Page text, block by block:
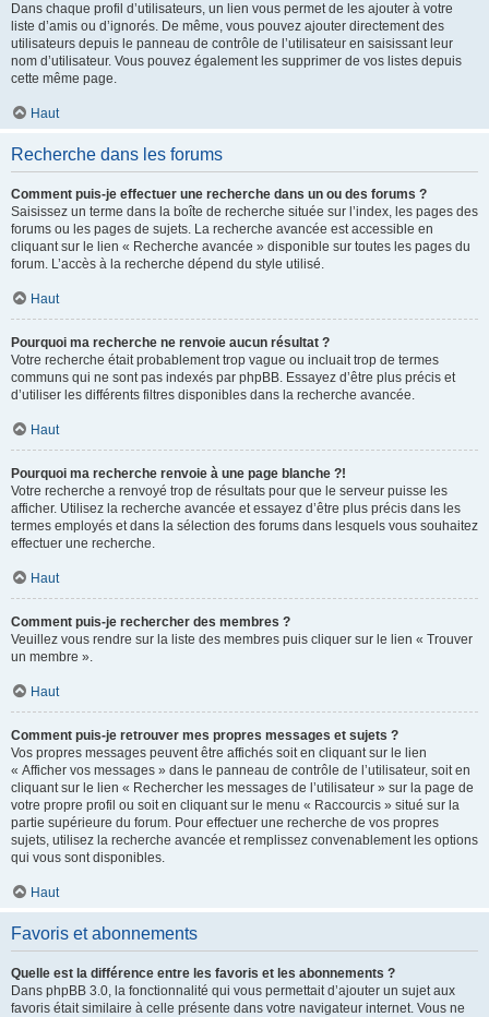
Dans chaque profil d’utilisateurs, un lien vous permet de les ajouter à votre
liste d’amis ou d’ignorés. De même, vous pouvez ajouter directement des
utilisateurs depuis le panneau de contrôle de l’utilisateur en saisissant leur
nom d’utilisateur. Vous pouvez également les supprimer de vos listes depuis
cette même page.
Haut
Recherche dans les forums
Comment puis-je effectuer une recherche dans un ou des forums ?
Saisissez un terme dans la boîte de recherche située sur l’index, les pages des
forums ou les pages de sujets. La recherche avancée est accessible en
cliquant sur le lien « Recherche avancée » disponible sur toutes les pages du
forum. L’accès à la recherche dépend du style utilisé.
Haut
Pourquoi ma recherche ne renvoie aucun résultat ?
Votre recherche était probablement trop vague ou incluait trop de termes
communs qui ne sont pas indexés par phpBB. Essayez d’être plus précis et
d’utiliser les différents filtres disponibles dans la recherche avancée.
Haut
Pourquoi ma recherche renvoie à une page blanche ?!
Votre recherche a renvoyé trop de résultats pour que le serveur puisse les
afficher. Utilisez la recherche avancée et essayez d’être plus précis dans les
termes employés et dans la sélection des forums dans lesquels vous souhaitez
effectuer une recherche.
Haut
Comment puis-je rechercher des membres ?
Veuillez vous rendre sur la liste des membres puis cliquer sur le lien « Trouver
un membre ».
Haut
Comment puis-je retrouver mes propres messages et sujets ?
Vos propres messages peuvent être affichés soit en cliquant sur le lien
« Afficher vos messages » dans le panneau de contrôle de l’utilisateur, soit en
cliquant sur le lien « Rechercher les messages de l’utilisateur » sur la page de
votre propre profil ou soit en cliquant sur le menu « Raccourcis » situé sur la
partie supérieure du forum. Pour effectuer une recherche de vos propres
sujets, utilisez la recherche avancée et remplissez convenablement les options
qui vous sont disponibles.
Haut
Favoris et abonnements
Quelle est la différence entre les favoris et les abonnements ?
Dans phpBB 3.0, la fonctionnalité qui vous permettait d’ajouter un sujet aux
favoris était similaire à celle présente dans votre navigateur internet. Vous ne